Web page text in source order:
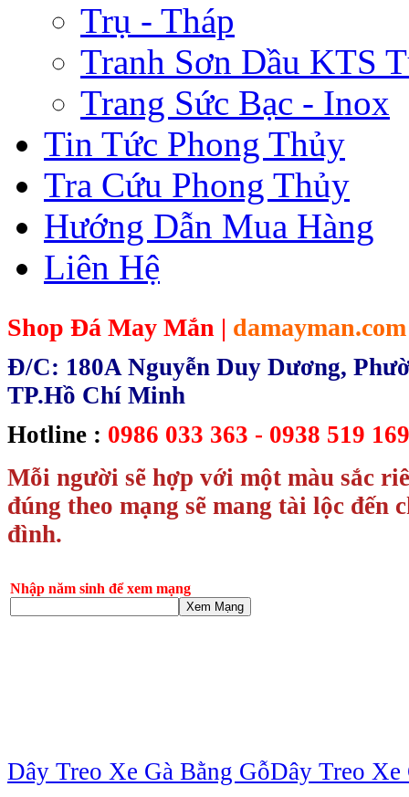
Trụ - Tháp
Tranh Sơn Dầu KTS
Trang Sức Bạc - Inox
Tin Tức Phong Thủy
Tra Cứu Phong Thủy
Hướng Dẫn Mua Hàng
Liên Hệ
Shop Đá May Mắn | damayman.com
Đ/C: 180A Nguyễn Duy Dương,
TP.Hồ Chí Minh
Hotline : 0986 033 363 - 0938 519
Mỗi người sẽ hợp với một màu sắc
đúng theo mạng sẽ mang tài lộc đến
đình.
Nhập năm sinh để xem mạng
Xem Mạng
Dây Treo Xe Gà Bằng GỗDây Treo Xe